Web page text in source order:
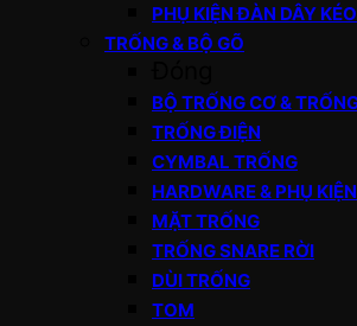
PHỤ KIỆN ĐÀN DÂY KÉO
TRỐNG & BỘ GÕ
BỘ TRỐNG CƠ &
TRỐNG ĐIỆN
CYMBAL TRỐNG
HARDWARE & PHỤ
MẶT TRỐNG
TRỐNG SNARE RỜI
DÙI TRỐNG
TOM